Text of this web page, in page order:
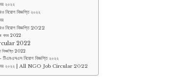
২০২২
নিয়োগ বিজ্ঞপ্তি ২০২২
নিয়োগ বিজ্ঞপ্তি 2022
খবর 2022
2022
বিজ্ঞপ্তি 2022
নিয়োগ বিজ্ঞপ্তি ২০২২
খবর ২০২২ | All NGO Job Circular 2022